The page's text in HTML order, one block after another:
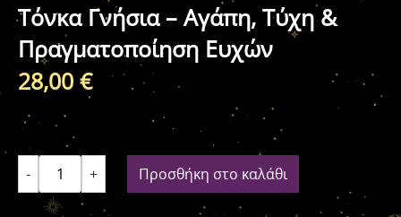
Τόνκα Γνήσια – Αγάπη, Τύχη &
Πραγματοποίηση Ευχών
28,00 €
- + Προσθήκη στο καλάθι